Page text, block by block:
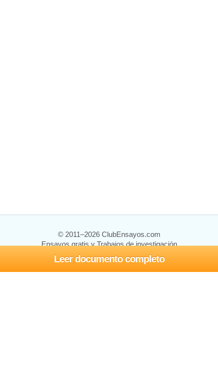
Leer documento completo
© 2011–2026 ClubEnsayos.com
Ensayos gratis y Trabajos de investigación